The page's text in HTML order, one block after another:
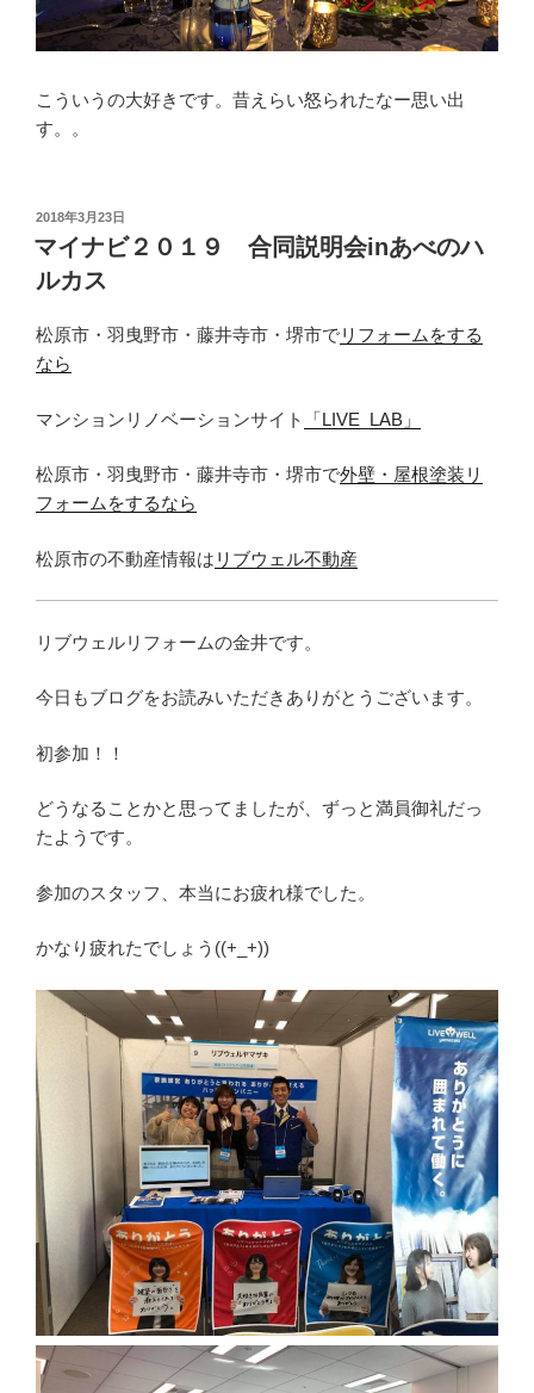
こういうの大好きです。昔えらい怒られたなー思い出
す。。
投
稿
日:
2018年3月23日
マイナビ２０１９ 合同説明会inあべのハ
ルカス
松原市・羽曳野市・藤井寺市・堺市でリフォームをする
なら
マンションリノベーションサイト 「LIVE_LAB」
松原市・羽曳野市・藤井寺市・堺市で外壁・屋根塗装リ
フォームをするなら
松原市の不動産情報は リブウェル不動産
リブウェルリフォームの金井です。
今日もブログをお読みいただきありがとうございます。
初参加！！
どうなることかと思ってましたが、ずっと満員御礼だっ
たようです。
参加のスタッフ、本当にお疲れ様でした。
かなり疲れたでしょう((+_+))